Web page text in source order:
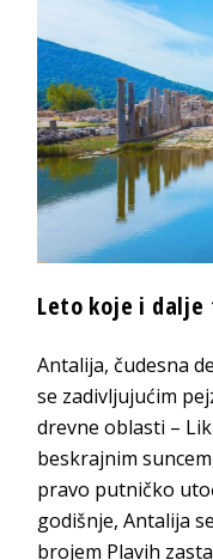
Leto koje i
Antalija, čudesna
se zadivljujućim
drevne oblasti –
beskrajnim
pravo putničko
godišnje, Antalija
brojem Plavih